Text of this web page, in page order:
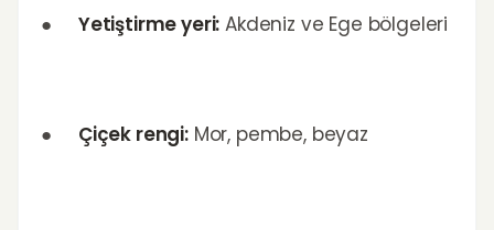
● Yetiştirme yeri: Akdeniz ve Ege bölgeleri
● Çiçek rengi:Mor, pembe, beyaz